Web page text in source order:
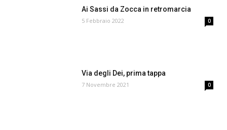
Ai Sassi da Zocca in retromarcia
5 Febbraio 2022 0
Via degli Dei, prima tappa
7 Novembre 2021 0